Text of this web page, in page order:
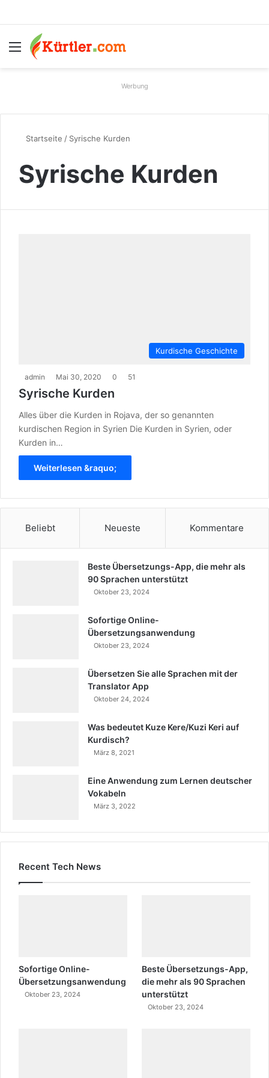
Menü
Werbung
Startseite / Syrische Kurden
Syrische Kurden
Kurdische Geschichte
admin Mai 30, 2020 0 51
Syrische Kurden
Alles über die Kurden in Rojava, der so genannten
kurdischen Region in Syrien Die Kurden in Syrien, oder
Kurden in…
Weiterlesen &raquo;
Beliebt Neueste Kommentare
Beste Übersetzungs-App, die mehr als
90 Sprachen unterstützt
Oktober 23, 2024
Sofortige Online-
Übersetzungsanwendung
Oktober 23, 2024
Übersetzen Sie alle Sprachen mit der
Translator App
Oktober 24, 2024
Was bedeutet Kuze Kere/Kuzi Keri auf
Kurdisch?
März 8, 2021
Eine Anwendung zum Lernen deutscher
Vokabeln
März 3, 2022
Recent Tech News
Sofortige Online-
Übersetzungsanwendung
Oktober 23, 2024
Beste Übersetzungs-App,
die mehr als 90 Sprachen
unterstützt
Oktober 23, 2024